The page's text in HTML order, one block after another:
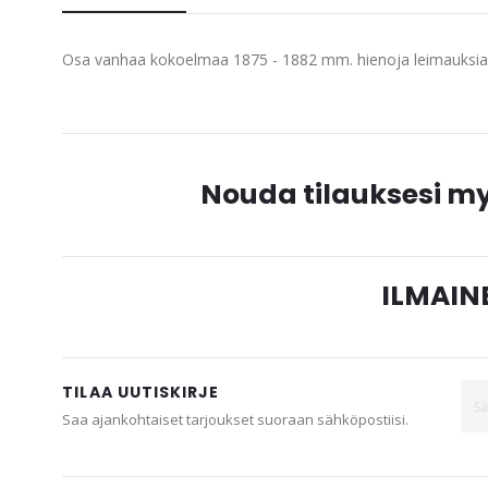
of
gallery
Osa vanhaa kokoelmaa 1875 - 1882 mm. hienoja
Nouda tilauksesi
TILAA UUTISKIRJE
Saa ajankohtaiset tarjoukset suoraan sähköpostiisi.